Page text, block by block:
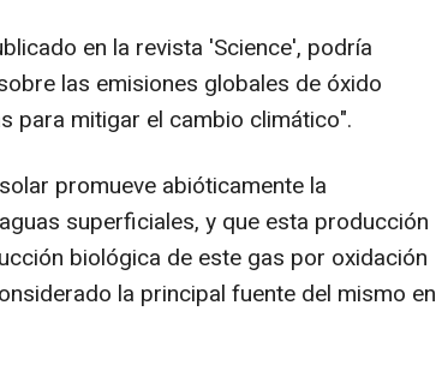
en la revista 'Science', podría
las emisiones globales de óxido
para mitigar el cambio climático".
promueve abióticamente la
superficiales, y que esta producción
biológica de este gas por oxidación
la principal fuente del mismo en